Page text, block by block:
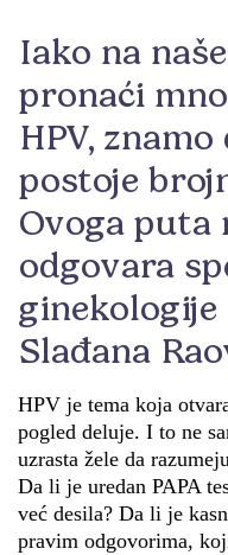
Iako na
pronaći
HPV,
postoje
Ovoga puta
odgovara
Slađana
HPV je tema koja
pogled deluje. I to ne
uzrasta žele da
Da li je uredan PAPA
već desila? Da li je
pravim odgovorima,